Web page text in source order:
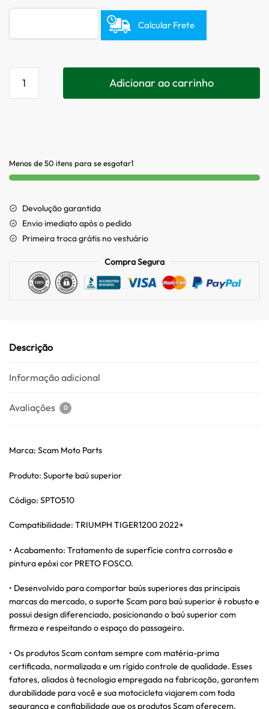
Calcular Frete
Adicionar ao carrinho
Menos de 50 itens para se esgotar1
Devolução garantida
Envio imediato após o pedido
Primeira troca grátis no vestuário
Compra Segura
Descrição
Informação adicional
Avaliações 0
Marca: Scam Moto Parts
Produto: Suporte baú superior
Código: SPTO510
Compatibilidade: TRIUMPH TIGER1200 2022+
• Acabamento: Tratamento de superfície contra corrosão e
pintura epóxi cor PRETO FOSCO.
• Desenvolvido para comportar baús superiores das principais
marcas do mercado, o suporte Scam para baú superior é robusto e
possui design diferenciado, posicionando o baú superior com
firmeza e respeitando o espaço do passageiro.
• Os produtos Scam contam sempre com matéria-prima
certificada, normalizada e um rígido controle de qualidade. Esses
fatores, aliados à tecnologia empregada na fabricação, garantem
durabilidade para você e sua motocicleta viajarem com toda
segurança e confiabilidade que os produtos Scam oferecem.